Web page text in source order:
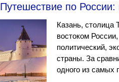
Путешествие по
Казань, столица
востоком
политический,
страны. За
одного из самых